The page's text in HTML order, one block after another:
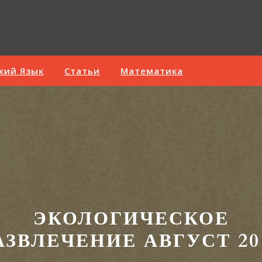
Язык Статьи Математика
ЭКОЛОГИЧЕСКОЕ
АВГУСТ